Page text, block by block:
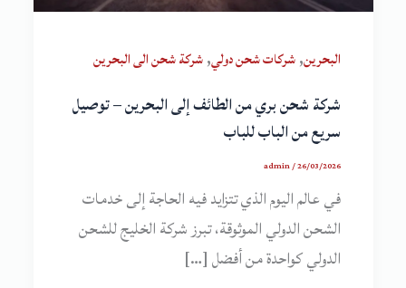
البحرين,شركات شحن دولي,شركة شحن الى البحرين
شركة شحن بري من الطائف إلى البحرين – توصيل
سريع من الباب للباب
admin/26/03/2026
في عالم اليوم الذي تتزايد فيه الحاجة إلى خدمات
الشحن الدولي الموثوقة، تبرز شركة الخليج للشحن
الدولي كواحدة من أفضل […]